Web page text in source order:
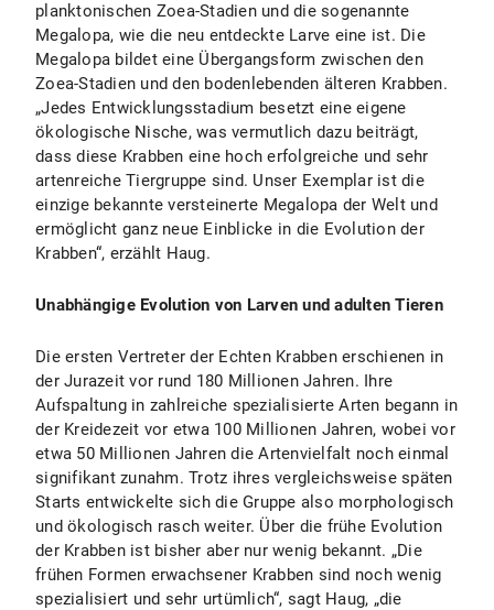
planktonischen Zoea-Stadien und die sogenannte
Megalopa, wie die neu entdeckte Larve eine ist. Die
Megalopa bildet eine Übergangsform zwischen den
Zoea-Stadien und den bodenlebenden älteren Krabben.
„Jedes Entwicklungsstadium besetzt eine eigene
ökologische Nische, was vermutlich dazu beiträgt,
dass diese Krabben eine hoch erfolgreiche und sehr
artenreiche Tiergruppe sind. Unser Exemplar ist die
einzige bekannte versteinerte Megalopa der Welt und
ermöglicht ganz neue Einblicke in die Evolution der
Krabben“, erzählt Haug.
Unabhängige Evolution von Larven und adulten Tieren
Die ersten Vertreter der Echten Krabben erschienen in
der Jurazeit vor rund 180 Millionen Jahren. Ihre
Aufspaltung in zahlreiche spezialisierte Arten begann in
der Kreidezeit vor etwa 100 Millionen Jahren, wobei vor
etwa 50 Millionen Jahren die Artenvielfalt noch einmal
signifikant zunahm. Trotz ihres vergleichsweise späten
Starts entwickelte sich die Gruppe also morphologisch
und ökologisch rasch weiter. Über die frühe Evolution
der Krabben ist bisher aber nur wenig bekannt. „Die
frühen Formen erwachsener Krabben sind noch wenig
spezialisiert und sehr urtümlich“, sagt Haug, „die